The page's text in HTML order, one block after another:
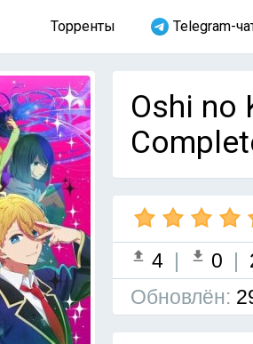
Торренты Telegram-
Oshi no
4 | 0 |
Обновлён: